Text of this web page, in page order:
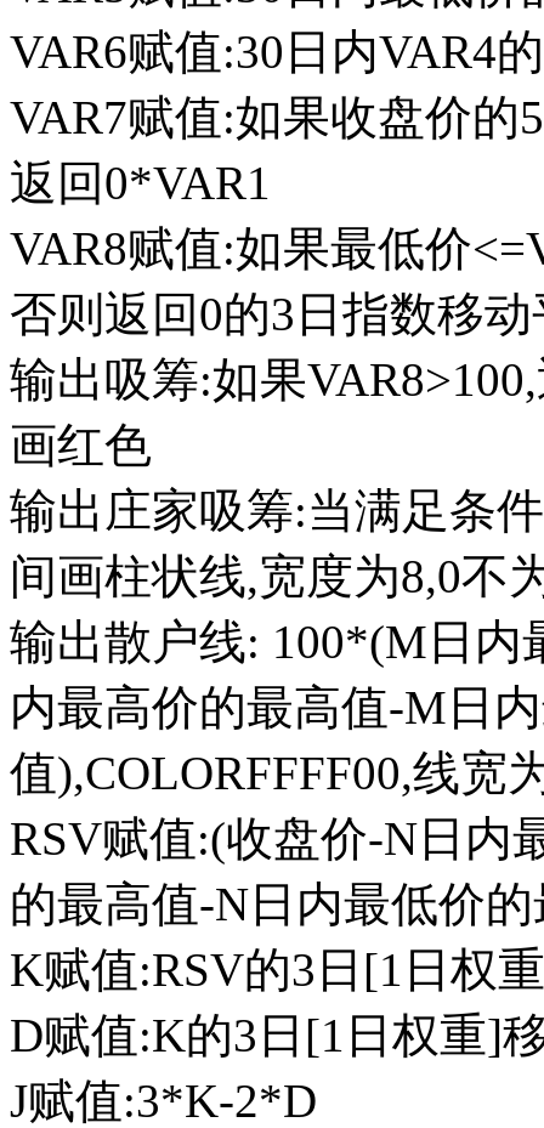
VAR6赋值:30日内VAR4
VAR7赋值:如果收盘价的
返回0*VAR1
VAR8赋值:如果最低价
否则返回0的3日指数移
输出吸筹:如果
画红色
输出庄家吸筹:当满足条
间画柱状线,宽度为8,0不
输出散户线: 100*(M日
内最高价的最高值-M日
值),COLORFFFF00,线宽
RSV赋值:(收盘价-N日内
的最高值-N日内最低价
K赋值:RSV的3日[1日权
D赋值:K的3日[1日权重]
J赋值:3*K-2*D